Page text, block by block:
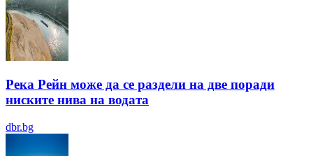
Река Рейн може да се раздели на две поради
ниските нива на водата
dbr.bg